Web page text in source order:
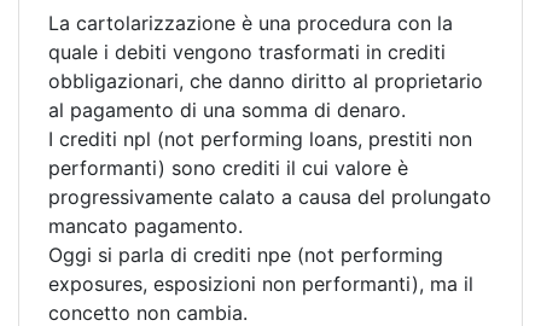
La cartolarizzazione è una procedura con la
quale i debiti vengono trasformati in crediti
obbligazionari, che danno diritto al proprietario
al pagamento di una somma di denaro.
I crediti npl (not performing loans, prestiti non
performanti) sono crediti il cui valore è
progressivamente calato a causa del prolungato
mancato pagamento.
Oggi si parla di crediti npe (not performing
exposures, esposizioni non performanti), ma il
concetto non cambia.